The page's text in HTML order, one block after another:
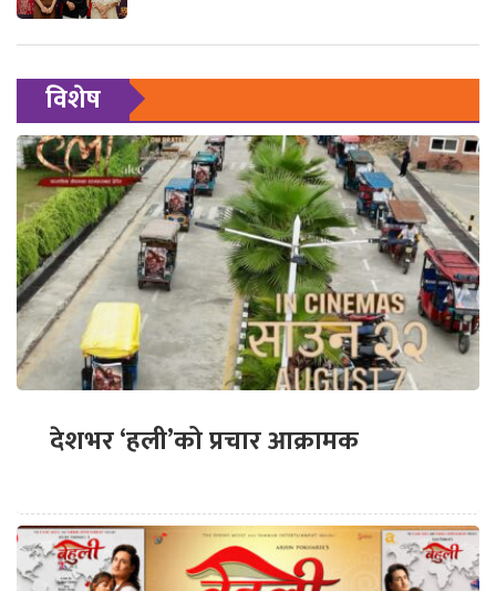
विशेष
देशभर ‘हली’को प्रचार आक्रामक